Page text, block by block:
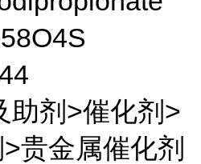
助剂>催化剂>
贵金属催化剂